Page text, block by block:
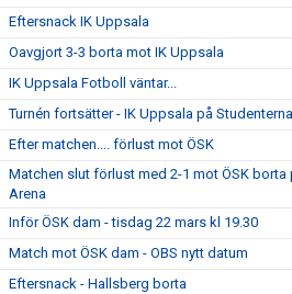
Eftersnack IK Uppsala
Oavgjort 3-3 borta mot IK Uppsala
IK Uppsala Fotboll väntar...
Turnén fortsätter - IK Uppsala på
Efter matchen.... förlust mot ÖSK
Matchen slut förlust med 2-1 mot ÖSK borta
Arena
Inför ÖSK dam - tisdag 22 mars kl 19.30
Match mot ÖSK dam - OBS nytt datum
Eftersnack - Hallsberg borta